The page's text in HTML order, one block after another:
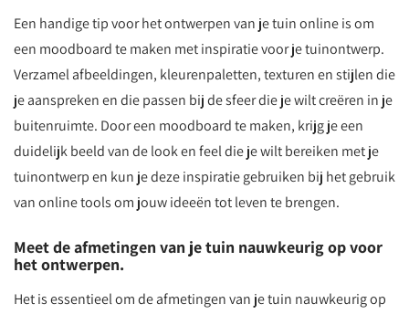
Een handige tip voor het ontwerpen van je tuin online is om
een moodboard te maken met inspiratie voor je tuinontwerp.
Verzamel afbeeldingen, kleurenpaletten, texturen en stijlen die
je aanspreken en die passen bij de sfeer die je wilt creëren in je
buitenruimte. Door een moodboard te maken, krijg je een
duidelijk beeld van de look en feel die je wilt bereiken met je
tuinontwerp en kun je deze inspiratie gebruiken bij het gebruik
van online tools om jouw ideeën tot leven te brengen.
Meet de afmetingen van je tuin nauwkeurig op voor
het ontwerpen.
Het is essentieel om de afmetingen van je tuin nauwkeurig op